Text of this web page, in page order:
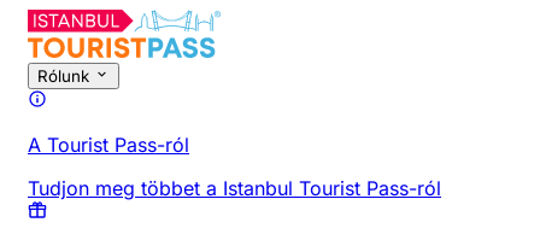
Rólunk
A Tourist Pass-ról
Tudjon meg többet a Istanbul Tourist Pass-ról